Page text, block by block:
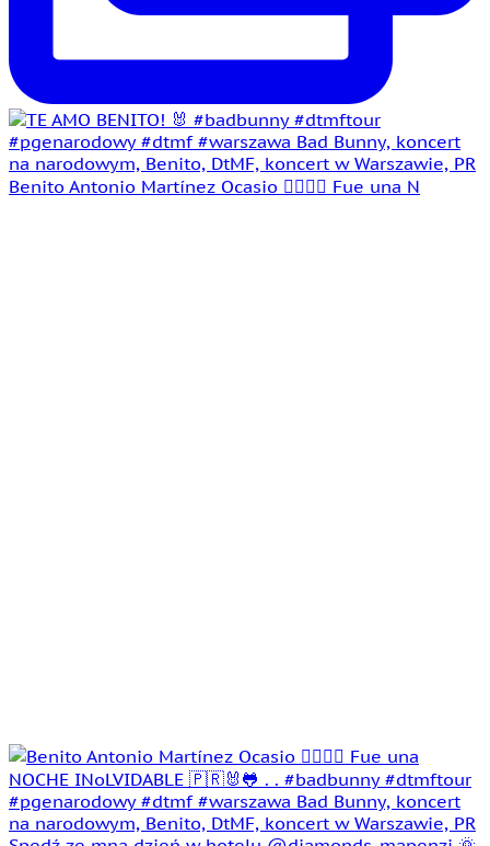
Benito Antonio Martínez Ocasio 🤵‍♂️👰‍♀️ Fue una N